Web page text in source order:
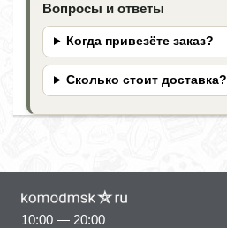
Вопросы и ответы
Когда привезёте заказ?
Сколько стоит доставка?
10:00 — 20:00